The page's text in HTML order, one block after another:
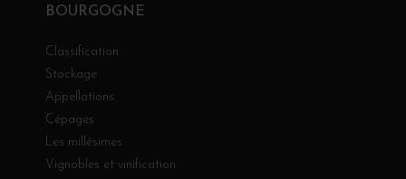
BOURGOGNE
Classification
Stockage
Appellations
Cépages
Les millésimes
Vignobles et vinification